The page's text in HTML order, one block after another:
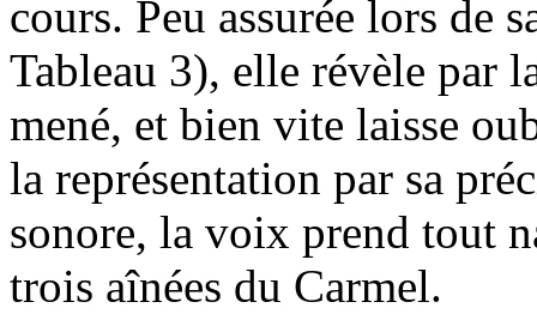
cours. Peu assurée lors de
Tableau 3), elle révèle par
mené, et bien vite laisse
la représentation par sa
sonore, la voix prend tout
trois aînées du Carmel.